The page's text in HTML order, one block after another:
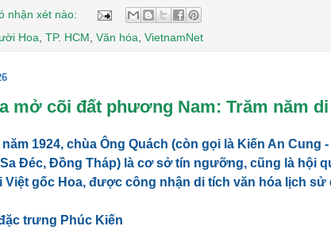
nhận xét nào:
Hoa, TP. HCM, Văn hóa, VietnamNet
mở cõi đất phương Nam: Trăm năm
1924, chùa Ông Quách (còn gọi là Kiến An Cung
Sa Đéc, Đồng Tháp) là cơ sở tín ngưỡng, cũng là hội
Việt gốc Hoa, được công nhận di tích văn hóa lịch sử
trưng Phúc Kiến